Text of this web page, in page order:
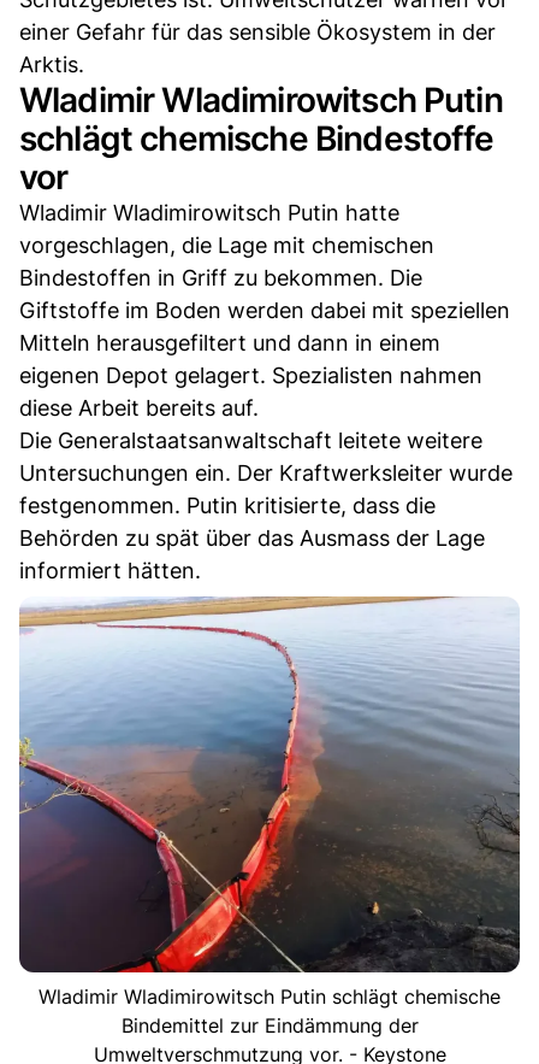
einer Gefahr für das sensible Ökosystem in der
Arktis.
Wladimir Wladimirowitsch Putin
schlägt chemische Bindestoffe
vor
Wladimir Wladimirowitsch Putin hatte
vorgeschlagen, die Lage mit chemischen
Bindestoffen in Griff zu bekommen. Die
Giftstoffe im Boden werden dabei mit speziellen
Mitteln herausgefiltert und dann in einem
eigenen Depot gelagert. Spezialisten nahmen
diese Arbeit bereits auf.
Die Generalstaatsanwaltschaft leitete weitere
Untersuchungen ein. Der Kraftwerksleiter wurde
festgenommen. Putin kritisierte, dass die
Behörden zu spät über das Ausmass der Lage
informiert hätten.
Wladimir Wladimirowitsch Putin schlägt chemische
Bindemittel zur Eindämmung der
Umweltverschmutzung vor. - Keystone